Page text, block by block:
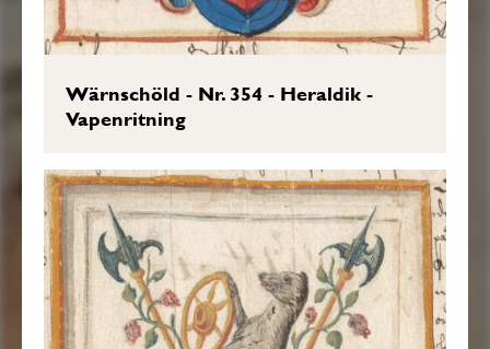
Wärnschöld - Nr. 354 - Heraldik -
Vapenritning